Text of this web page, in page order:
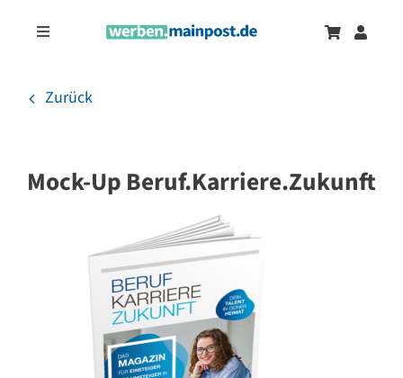
InhaltToggle
Onlinewerbung
Zurück
Mock-Up Beruf.Karriere.Zukunft